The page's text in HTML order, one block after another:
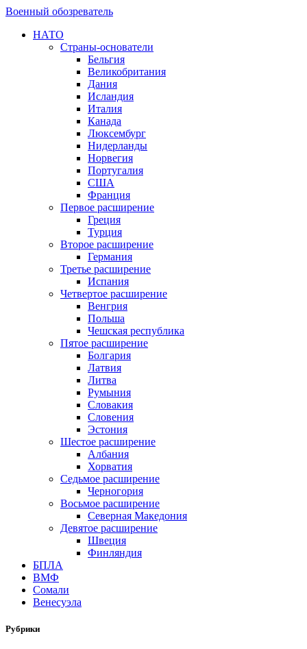
Военный обозреватель
НАТО
Страны-основатели
Бельгия
Великобритания
Дания
Исландия
Италия
Канада
Люксембург
Нидерланды
Норвегия
Португалия
США
Франция
Первое расширение
Греция
Турция
Второе расширение
Германия
Третье расширение
Испания
Четвертое расширение
Венгрия
Польша
Чешская республика
Пятое расширение
Болгария
Латвия
Литва
Румыния
Словакия
Словения
Эстония
Шестое расширение
Албания
Хорватия
Седьмое расширение
Черногория
Восьмое расширение
Северная Македония
Девятое расширение
Швеция
Финляндия
БПЛА
ВМФ
Сомали
Венесуэла
Рубрики